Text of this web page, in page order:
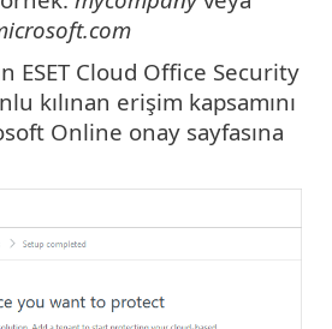
ESET Cloud Office Security
kılınan erişim kapsamını
Online onay sayfasına